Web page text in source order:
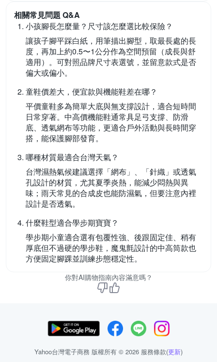
相關常見問題 Q&A
小孩腳長怎麼量？尺寸該怎麼選比較保險？
讓孩子腳平踩白紙，用筆描出腳型，取最長處的長
度，再加上約0.5〜1公分作為空間預留（成長與舒
適用）。可對照品牌尺寸表選號，並留意款式是否
偏大或偏小。
童鞋價差大，便宜款與機能鞋差在哪？
平價童鞋多為簡單大底與無支撐設計，適合短時間
日常穿著。中高價機能鞋通常具足弓支撐、防滑
底、透氣網布等功能，更適合戶外活動與長時間穿
搭，能保護腳部發育。
哪種材質最適合台灣天氣？
台灣濕熱氣候建議選擇「網布」、「針織」或透氣
孔設計的材質，尤其夏季炎熱，能減少悶熱與異
味；雨天常見的合成皮也能防濕氣，但要注意內裡
設計是否透氣。
什麼鞋型適合學步期寶寶？
學步期小童適合選有包覆性強、後跟固定佳、稍有
厚底但不過硬的學步鞋，魔鬼氈設計的中高筒款也
方便固定腳踝並訓練步態穩定性。
你對AI購物指南內容滿意嗎？
Yahoo台灣電子商務 版權所有 © 2026 服務條款(更新)